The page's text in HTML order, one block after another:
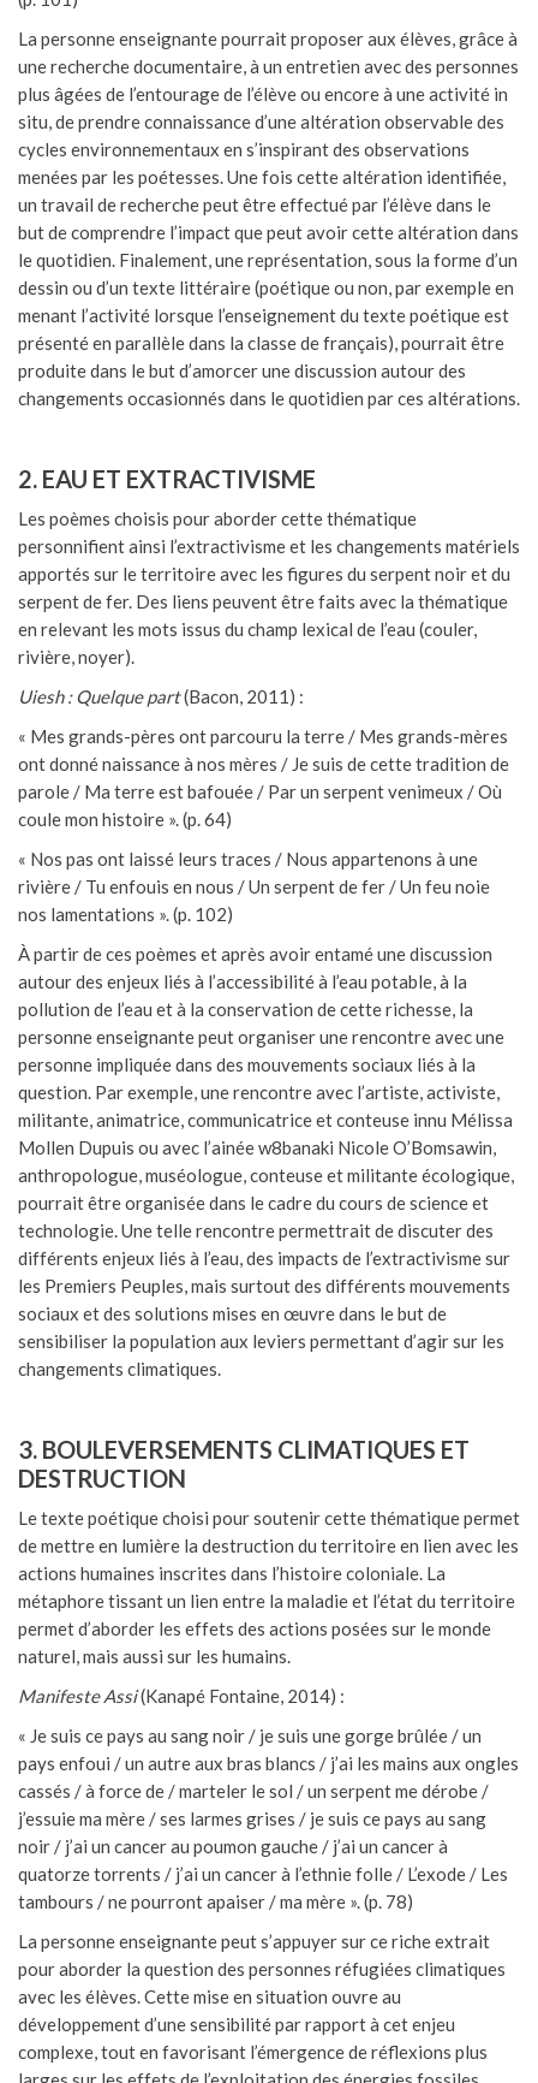
La personne enseignante pourrait proposer aux élèves, grâce à
une recherche documentaire, à un entretien avec des personnes
plus âgées de l’entourage de l’élève ou encore à une activité in
situ, de prendre connaissance d’une altération observable des
cycles environnementaux en s’inspirant des observations
menées par les poétesses. Une fois cette altération identifiée,
un travail de recherche peut être effectué par l’élève dans le
but de comprendre l’impact que peut avoir cette altération dans
le quotidien. Finalement, une représentation, sous la forme d’un
dessin ou d’un texte littéraire (poétique ou non, par exemple en
menant l’activité lorsque l’enseignement du texte poétique est
présenté en parallèle dans la classe de français), pourrait être
produite dans le but d’amorcer une discussion autour des
changements occasionnés dans le quotidien par ces altérations.
2. EAU ET EXTRACTIVISME
Les poèmes choisis pour aborder cette thématique
personnifient ainsi l’extractivisme et les changements matériels
apportés sur le territoire avec les figures du serpent noir et du
serpent de fer. Des liens peuvent être faits avec la thématique
en relevant les mots issus du champ lexical de l’eau (couler,
rivière, noyer).
Uiesh : Quelque part(Bacon, 2011) :
« Mes grands-pères ont parcouru la terre / Mes grands-mères
ont donné naissance à nos mères / Je suis de cette tradition de
parole / Ma terre est bafouée / Par un serpent venimeux / Où
coule mon histoire ». (p. 64)
« Nos pas ont laissé leurs traces / Nous appartenons à une
rivière / Tu enfouis en nous / Un serpent de fer / Un feu noie
nos lamentations ». (p. 102)
À partir de ces poèmes et après avoir entamé une discussion
autour des enjeux liés à l’accessibilité à l’eau potable, à la
pollution de l’eau et à la conservation de cette richesse, la
personne enseignante peut organiser une rencontre avec une
personne impliquée dans des mouvements sociaux liés à la
question. Par exemple, une rencontre avec l’artiste, activiste,
militante, animatrice, communicatrice et conteuse innu Mélissa
Mollen Dupuis ou avec l’ainée w8banaki Nicole O’Bomsawin,
anthropologue, muséologue, conteuse et militante écologique,
pourrait être organisée dans le cadre du cours de science et
technologie. Une telle rencontre permettrait de discuter des
différents enjeux liés à l’eau, des impacts de l’extractivisme sur
les Premiers Peuples, mais surtout des différents mouvements
sociaux et des solutions mises en œuvre dans le but de
sensibiliser la population aux leviers permettant d’agir sur les
changements climatiques.
3. BOULEVERSEMENTS CLIMATIQUES ET
DESTRUCTION
Le texte poétique choisi pour soutenir cette thématique permet
de mettre en lumière la destruction du territoire en lien avec les
actions humaines inscrites dans l’histoire coloniale. La
métaphore tissant un lien entre la maladie et l’état du territoire
permet d’aborder les effets des actions posées sur le monde
naturel, mais aussi sur les humains.
Manifeste Assi(Kanapé Fontaine, 2014) :
« Je suis ce pays au sang noir / je suis une gorge brûlée / un
pays enfoui / un autre aux bras blancs / j’ai les mains aux ongles
cassés / à force de / marteler le sol / un serpent me dérobe /
j’essuie ma mère / ses larmes grises / je suis ce pays au sang
noir / j’ai un cancer au poumon gauche / j’ai un cancer à
quatorze torrents / j’ai un cancer à l’ethnie folle / L’exode / Les
tambours / ne pourront apaiser / ma mère ». (p. 78)
La personne enseignante peut s’appuyer sur ce riche extrait
pour aborder la question des personnes réfugiées climatiques
avec les élèves. Cette mise en situation ouvre au
développement d’une sensibilité par rapport à cet enjeu
complexe, tout en favorisant l’émergence de réflexions plus